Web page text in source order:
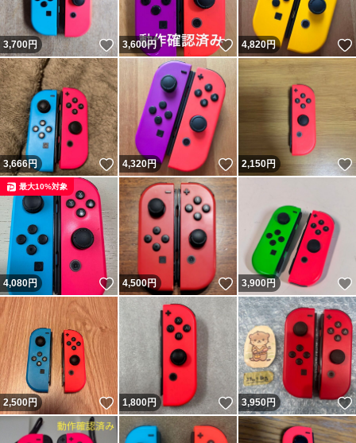
3,700円 いいね！
3,600円 いいね！
4,820円
3,666円 いいね！
4,320円 いいね！
2,150円
4,080円 いいね！
最大10%対象
4,500円 いいね！
3,900円
2,500円 いいね！
1,800円 いいね！
3,950円